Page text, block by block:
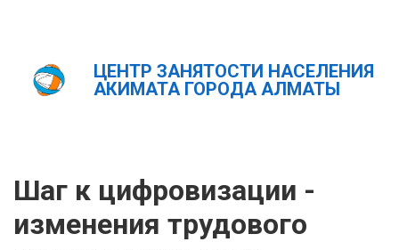
ЦЕНТР ЗАНЯТОСТИ НАСЕЛЕНИЯ
АКИМАТА ГОРОДА АЛМАТЫ
Главная
Новости
Шаг к цифровизации - изменения трудового
Шаг к цифровизации -
изменения трудового